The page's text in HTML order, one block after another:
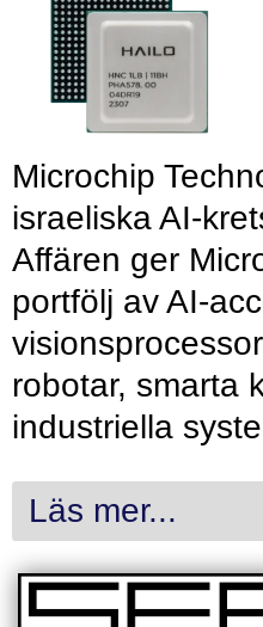
Microchip
israeliska AI-
Affären ger
portfölj av AI-
robotar, smarta
industriella
Läs mer...